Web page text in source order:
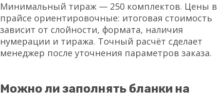
Минимальный тираж — 250 комплектов. Цены в
прайсе ориентировочные: итоговая стоимость
зависит от слойности, формата, наличия
нумерации и тиража. Точный расчёт сделает
менеджер после уточнения параметров заказа.
Можно ли заполнять бланки на